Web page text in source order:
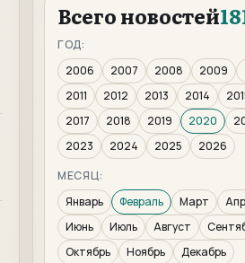
Всего новостей
ГОД:
2006
2007 2008 2009
2011
2012 2013 2014
2017
2018 2019 2020
2023
2024 2025
2026
МЕСЯЦ:
Январь
Февраль Март
Июнь
Июль Август
Октябрь
Ноябрь Декабрь